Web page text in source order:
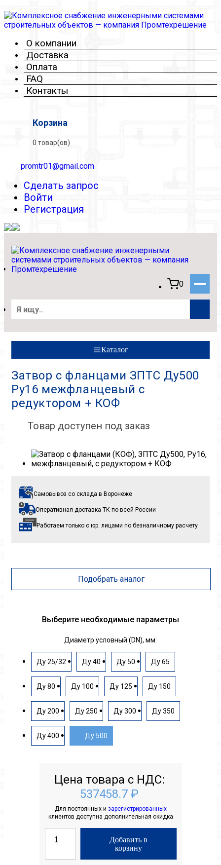
О компании
Доставка
Оплата
FAQ
Контакты
Корзина
0 товар(ов)
promtr01@gmail.com
Сделать запрос
Войти
Регистрация
0
Каталог
Затвор с фланцами ЗПТС Ду500
Ру16 межфланцевый с
редуктором + КОФ
Товар доступен под заказ
Самовывоз со склада в Воронеже
Оперативная доставка ТК по всей России
Работаем только с юр. лицами по безналичному расчету
Подобрать аналог
Выберите необходимые параметры
Диаметр условный (DN), мм:
Ду 25/32 Ду 40 Ду 50 Ду 65
Ду 80 Ду 100 Ду 125 Ду 150
Ду 200 Ду 250 Ду 300 Ду 350
Ду 400 Ду 500
Цена товара с НДС:
537458.7 ₽
Для постоянных и зарегистрированных
клиентов доступна дополнительная скидка
Добавить в
корзину